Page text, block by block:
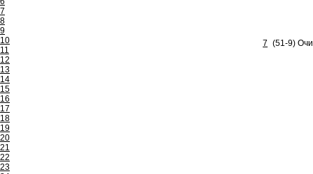
7
8
9
10
11
12
13
14
15
16
17
18
19
20
21
22
23
7 (51-9)